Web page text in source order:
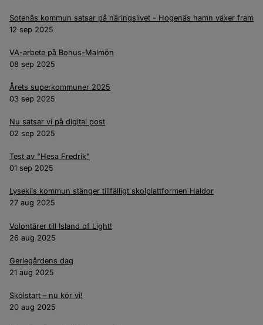
Sotenäs kommun satsar på näringslivet - Hogenäs hamn växer fram
12 sep 2025
VA-arbete på Bohus-Malmön
08 sep 2025
Årets superkommuner 2025
03 sep 2025
Nu satsar vi på digital post
02 sep 2025
Test av "Hesa Fredrik"
01 sep 2025
Lysekils kommun stänger tillfälligt skolplattformen Haldor
27 aug 2025
Volontärer till Island of Light!
26 aug 2025
Gerlegårdens dag
21 aug 2025
Skolstart – nu kör vi!
20 aug 2025